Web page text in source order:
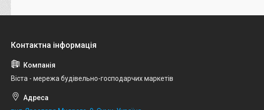
Віста - мережа будівельно-господарчих маркетів